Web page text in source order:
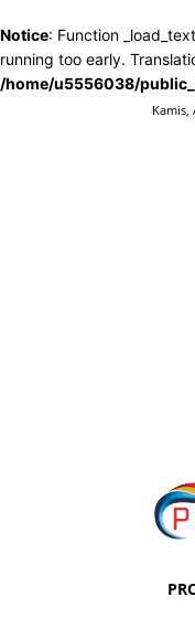
Notice: Function
running too early.
/home/u5556038/
Kamis,